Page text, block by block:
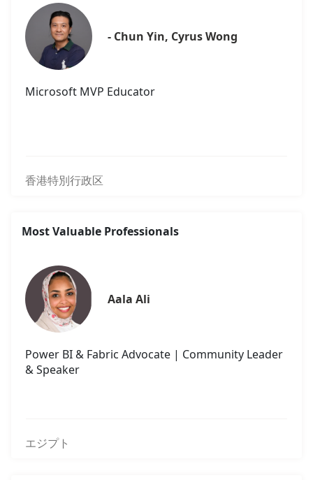
- Chun Yin, Cyrus Wong
Microsoft MVP Educator
香港特別行政区
Most Valuable Professionals
Aala Ali
Power BI & Fabric Advocate | Community Leader
& Speaker
エジプト